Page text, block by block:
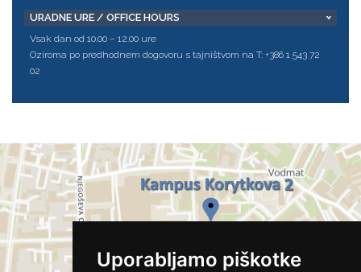
Uporabljamo piškotke
URADNE URE / OFFICE HOURS
Vsak dan od 10.00 – 12.00 ure
Oziroma po predhodnem dogovoru s tajništvom na T: +386 1 543 72
02